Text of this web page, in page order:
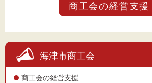
海津市商工会
商工会の経営支援
商工会の経営支援